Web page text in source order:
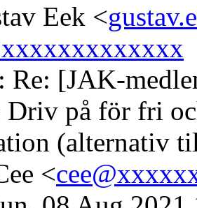
Eek <
Re: [JAK-
Driv på för fri
(alternativ
<